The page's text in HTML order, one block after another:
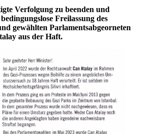
Verfolgung zu beenden und
Freilassung des
gewählten Parlamentsabgeorneten
aus der Haft.